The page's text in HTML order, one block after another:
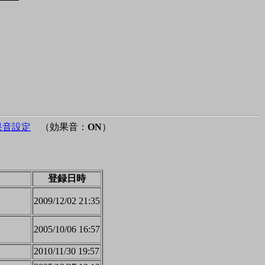
設定 （効果音： ON）
登録日時
2009/12/02 21:35
2005/10/06 16:57
2010/11/30 19:57